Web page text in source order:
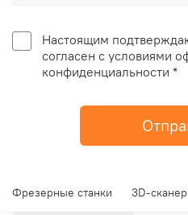
Настоящим
согласен с условиями
конфиденциальности *
Фрезерные станки 3D-